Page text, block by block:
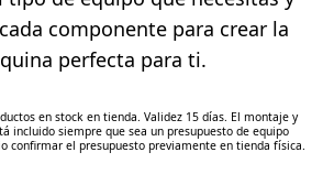
componente para crear la
perfecta para ti.
en stock en tienda. Validez 15 días. El montaje y
incluido siempre que sea un presupuesto de equipo
confirmar el presupuesto previamente en tienda física.